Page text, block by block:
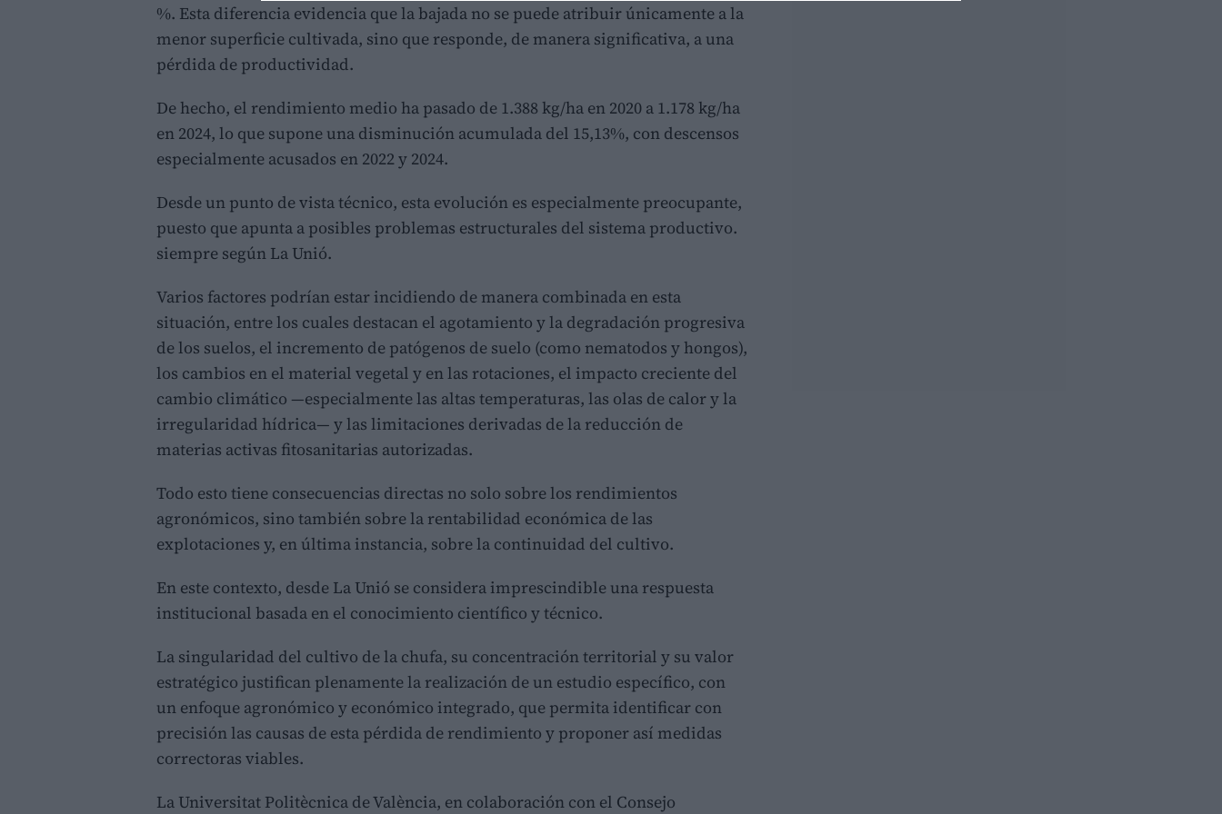
%. Esta diferencia evidencia que la bajada no se puede atribuir únicamente a la
menor superficie cultivada, sino que responde, de manera significativa, a una
pérdida de productividad.
De hecho, el rendimiento medio ha pasado de 1.388 kg/ha en 2020 a 1.178 kg/ha
en 2024, lo que supone una disminución acumulada del 15,13%, con descensos
especialmente acusados en 2022 y 2024.
Desde un punto de vista técnico, esta evolución es especialmente preocupante,
puesto que apunta a posibles problemas estructurales del sistema productivo.
siempre según La Unió.
Varios factores podrían estar incidiendo de manera combinada en esta
situación, entre los cuales destacan el agotamiento y la degradación progresiva
de los suelos, el incremento de patógenos de suelo (como nematodos y hongos),
los cambios en el material vegetal y en las rotaciones, el impacto creciente del
cambio climático —especialmente las altas temperaturas, las olas de calor y la
irregularidad hídrica— y las limitaciones derivadas de la reducción de
materias activas fitosanitarias autorizadas.
Todo esto tiene consecuencias directas no solo sobre los rendimientos
agronómicos, sino también sobre la rentabilidad económica de las
explotaciones y, en última instancia, sobre la continuidad del cultivo.
En este contexto, desde La Unió se considera imprescindible una respuesta
institucional basada en el conocimiento científico y técnico.
La singularidad del cultivo de la chufa, su concentración territorial y su valor
estratégico justifican plenamente la realización de un estudio específico, con
un enfoque agronómico y económico integrado, que permita identificar con
precisión las causas de esta pérdida de rendimiento y proponer así medidas
correctoras viables.
La Universitat Politècnica de València, en colaboración con el Consejo